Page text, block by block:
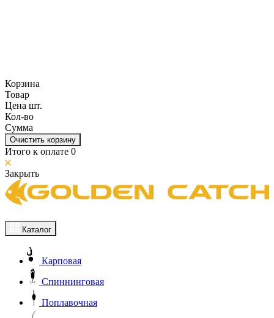
Корзина
Товар
Цена шт.
Кол-во
Сумма
Очистить корзину
Итого к оплате 0
Закрыть
Каталог
Карповая
Спиннинговая
Поплавочная